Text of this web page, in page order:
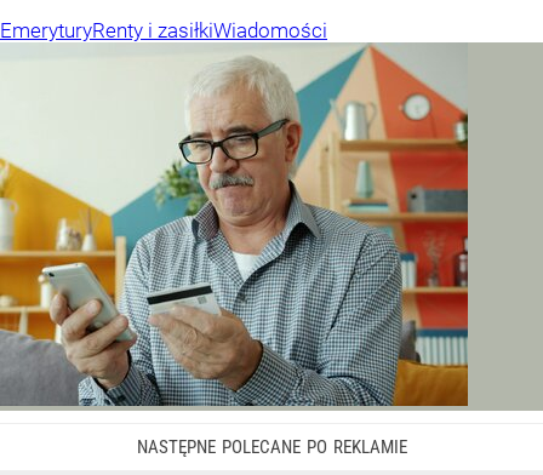
EmeryturyRenty i zasiłkiWiadomości